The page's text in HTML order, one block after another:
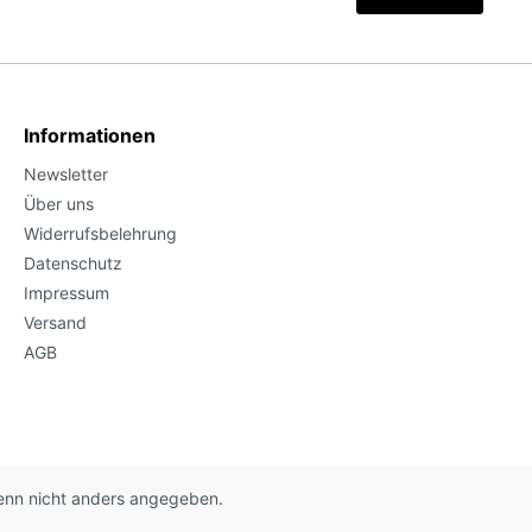
Informationen
Newsletter
Über uns
Widerrufsbelehrung
Datenschutz
Impressum
Versand
AGB
nicht anders angegeben.